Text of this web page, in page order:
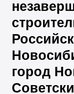
город